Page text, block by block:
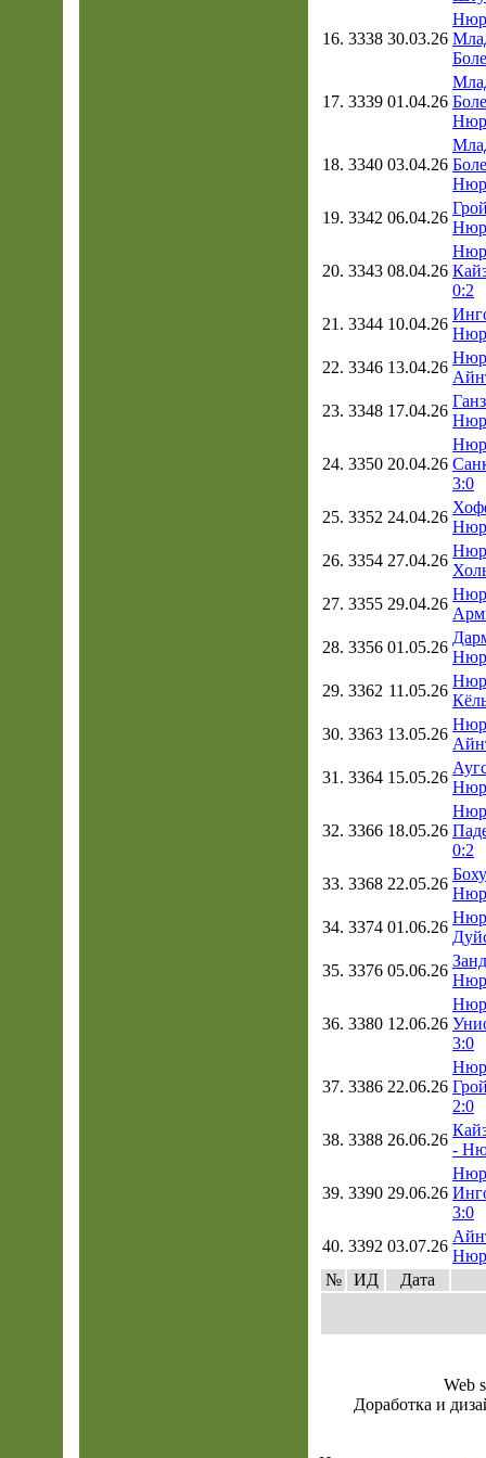
16. 3338 30.03.26
17. 3339 01.04.26
18. 3340 03.04.26
19. 3342 06.04.26
20. 3343 08.04.26
0:2
21. 3344 10.04.26
22. 3346 13.04.26
23. 3348 17.04.26
24. 3350 20.04.26
3:0
25. 3352 24.04.26
26. 3354 27.04.26
27. 3355 29.04.26
28. 3356 01.05.26
29. 3362 11.05.26
30. 3363 13.05.26
31. 3364 15.05.26
32. 3366 18.05.26
0:2
33. 3368 22.05.26
34. 3374 01.06.26
35. 3376 05.06.26
36. 3380 12.06.26
3:0
37. 3386 22.06.26
2:0
38. 3388 26.06.26
-
39. 3390 29.06.26
3:0
40. 3392 03.07.26
№
ИД Дата
Web
Доработка и